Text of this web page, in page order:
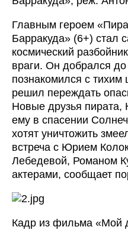
Главным героем
Барракуда» (6+) стал
космический
враги. Он добрался
познакомился с
решил переждать
Новые друзья пирата,
ему в спасении
хотят уничтожить
встреча с Юрием
Лебедевой, Романом
актерами, сообщает
Кадр из фильма «Мой